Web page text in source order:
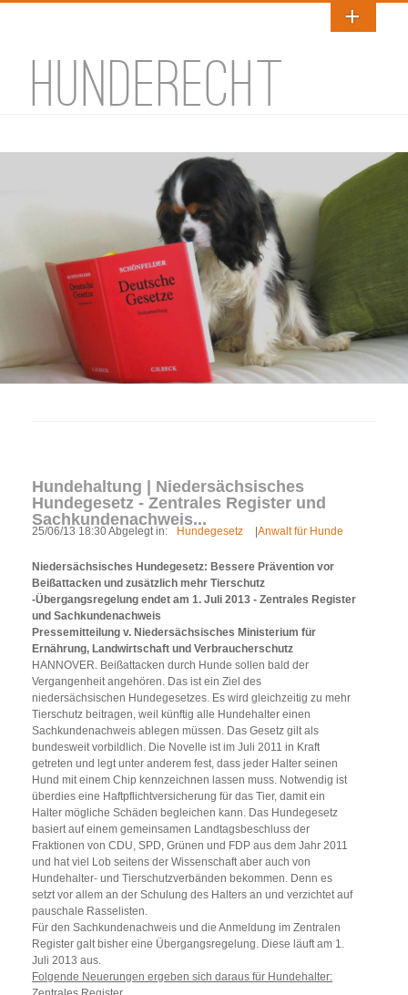
HUNDERECHT
Hundehaltung | Niedersächsisches
Hundegesetz - Zentrales Register und
Sachkundenachweis...
25/06/13 18:30 Abgelegt in: Hundegesetz |Anwalt für Hunde
Niedersächsisches Hundegesetz: Bessere Prävention vor
Beißattacken und zusätzlich mehr Tierschutz
-Übergangsregelung endet am 1. Juli 2013 - Zentrales Register
und Sachkundenachweis
Pressemitteilung v. Niedersächsisches Ministerium für
Ernährung, Landwirtschaft und Verbraucherschutz
HANNOVER. Beißattacken durch Hunde sollen bald der
Vergangenheit angehören. Das ist ein Ziel des
niedersächsischen Hundegesetzes. Es wird gleichzeitig zu mehr
Tierschutz beitragen, weil künftig alle Hundehalter einen
Sachkundenachweis ablegen müssen. Das Gesetz gilt als
bundesweit vorbildlich. Die Novelle ist im Juli 2011 in Kraft
getreten und legt unter anderem fest, dass jeder Halter seinen
Hund mit einem Chip kennzeichnen lassen muss. Notwendig ist
überdies eine Haftpflichtversicherung für das Tier, damit ein
Halter mögliche Schäden begleichen kann. Das Hundegesetz
basiert auf einem gemeinsamen Landtagsbeschluss der
Fraktionen von CDU, SPD, Grünen und FDP aus dem Jahr 2011
und hat viel Lob seitens der Wissenschaft aber auch von
Hundehalter- und Tierschutzverbänden bekommen. Denn es
setzt vor allem an der Schulung des Halters an und verzichtet auf
pauschale Rasselisten.
Für den Sachkundenachweis und die Anmeldung im Zentralen
Register galt bisher eine Übergangsregelung. Diese läuft am 1.
Juli 2013 aus.
Folgende Neuerungen ergeben sich daraus für Hundehalter: